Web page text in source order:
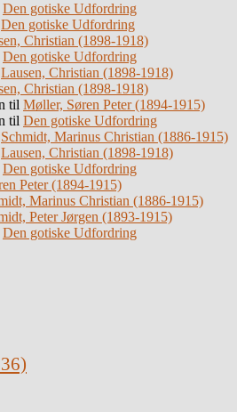
Den gotiske Udfordring
Den gotiske Udfordring
Christian (1898-1918)
Den gotiske Udfordring
Lausen, Christian (1898-1918)
Christian (1898-1918)
til Møller, Søren Peter (1894-1915)
til Den gotiske Udfordring
Schmidt, Marinus Christian (1886-1915)
Lausen, Christian (1898-1918)
Den gotiske Udfordring
Peter (1894-1915)
Marinus Christian (1886-1915)
Peter Jørgen (1893-1915)
Den gotiske Udfordring